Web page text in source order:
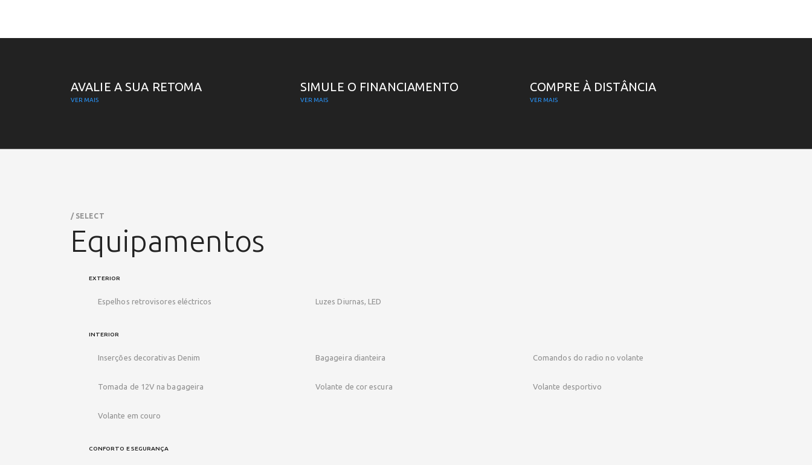
AVALIE A SUA RETOMA
VER MAIS
SIMULE O FINANCIAMENTO
VER MAIS
COMPRE À DISTÂNCIA
VER MAIS
/ SELECT
Equipamentos
EXTERIOR
Espelhos retrovisores eléctricos Luzes Diurnas, LED
INTERIOR
Inserções decorativas Denim Bagageira dianteira Comandos do radio no volante
Tomada de 12V na bagageira Volante de cor escura Volante desportivo
Volante em couro
CONFORTO E SEGURANÇA